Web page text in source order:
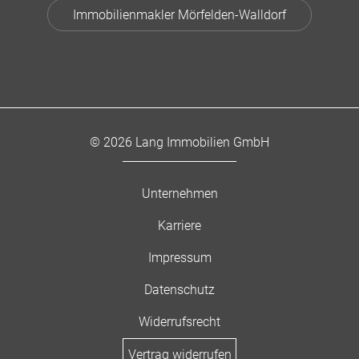
Immobilienmakler Mörfelden-Walldorf
© 2026 Lang Immobilien GmbH
Unternehmen
Karriere
Impressum
Datenschutz
Widerrufsrecht
Vertrag widerrufen